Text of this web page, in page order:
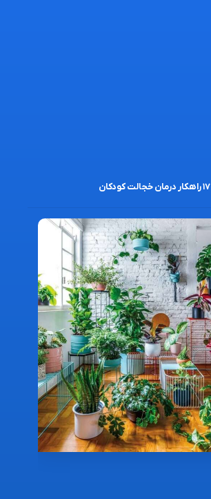
۱۷ راهکار درمان خجالت کودکان